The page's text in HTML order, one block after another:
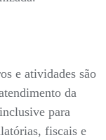
e atividades são
da
para
fiscais e